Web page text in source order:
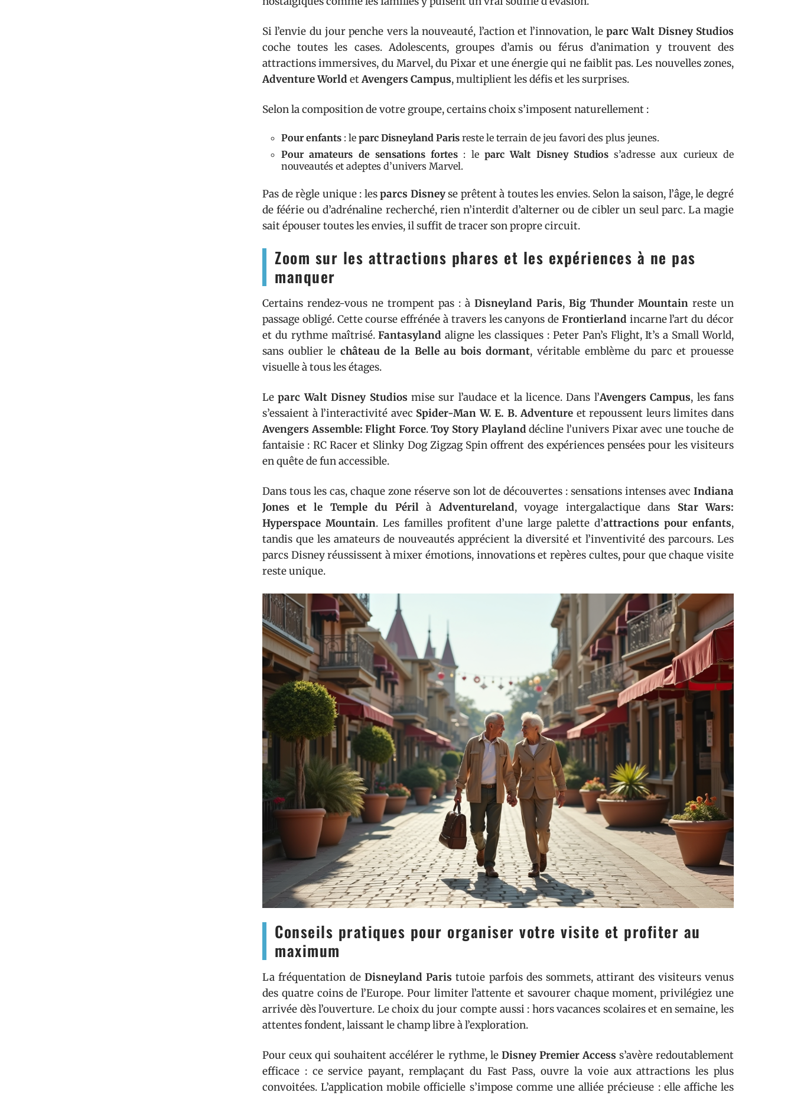
Si l’envie du jour penche vers la nouveauté, l’action et l’innovation, le parc Walt Disney Studios
coche toutes les cases. Adolescents, groupes d’amis ou férus d’animation y trouvent des
attractions immersives, du Marvel, du Pixar et une énergie qui ne faiblit pas. Les nouvelles zones,
Adventure World etAvengers Campus, multiplient les défis et les surprises.
Selon la composition de votre groupe, certains choix s’imposent naturellement :
Pour enfants : le parc Disneyland Paris reste le terrain de jeu favori des plus jeunes.
Pour amateurs de sensations fortes : leparc Walt Disney Studioss’adresse aux curieux de
nouveautés et adeptes d’univers Marvel.
Pas de règle unique : lesparcs Disneyse prêtent à toutes les envies. Selon la saison, l’âge, le degré
de féérie ou d’adrénaline recherché, rien n’interdit d’alterner ou de cibler un seul parc. La magie
sait épouser toutes les envies, il suffit de tracer son propre circuit.
Zoom sur les attractions phares et les expériences à ne pas
manquer
Certains rendez-vous ne trompent pas : à Disneyland Paris, Big Thunder Mountain reste un
passage obligé. Cette course effrénée à travers les canyons de Frontierland incarne l’art du décor
et du rythme maîtrisé.Fantasyland aligne les classiques : Peter Pan’s Flight, It’s a Small World,
sans oublier le château de la Belle au bois dormant, véritable emblème du parc et prouesse
visuelle à tous les étages.
Leparc Walt Disney Studios mise sur l’audace et la licence. Dans l’Avengers Campus, les fans
s’essaient à l’interactivité avec Spider-Man W. E. B. Adventure et repoussent leurs limites dans
Avengers Assemble: Flight Force.Toy Story Playland décline l’univers Pixar avec une touche de
fantaisie : RC Racer et Slinky Dog Zigzag Spin offrent des expériences pensées pour les visiteurs
en quête de fun accessible.
Dans tous les cas, chaque zone réserve son lot de découvertes : sensations intenses avec Indiana
Jones et le Temple du PérilàAdventureland, voyage intergalactique dans Star Wars:
Hyperspace Mountain. Les familles profitent d’une large palette d’attractions pour enfants,
tandis que les amateurs de nouveautés apprécient la diversité et l’inventivité des parcours. Les
parcs Disney réussissent à mixer émotions, innovations et repères cultes, pour que chaque visite
reste unique.
Conseils pratiques pour organiser votre visite et profiter au
maximum
La fréquentation de Disneyland Paris tutoie parfois des sommets, attirant des visiteurs venus
des quatre coins de l’Europe. Pour limiter l’attente et savourer chaque moment, privilégiez une
arrivée dès l’ouverture. Le choix du jour compte aussi : hors vacances scolaires et en semaine, les
attentes fondent, laissant le champ libre à l’exploration.
Pour ceux qui souhaitent accélérer le rythme, le Disney Premier Access s’avère redoutablement
efficace : ce service payant, remplaçant du Fast Pass, ouvre la voie aux attractions les plus
convoitées. L’application mobile officielle s’impose comme une alliée précieuse : elle affiche les